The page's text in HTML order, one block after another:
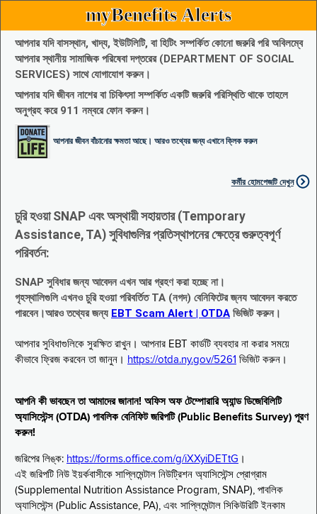
myBenefits Alerts
আপনার যদি বাসস্থান, খাদ্য, ইউটিলিটি, বা হিটিং সম্পর্কিত কোনো জরুরি পরি অবিলম্বে
আপনার স্থানীয় সামাজিক পরিষেবা দপ্তরের (DEPARTMENT OF SOCIAL
SERVICES) সাথে যোগাযোগ করুন।
আপনার যদি জীবন নাশের বা চিকিৎসা সম্পর্কিত একটি জরুরি পরিস্থিতি থাকে তাহলে
অনুগ্রহ করে 911 নম্বরে ফোন করুন।
আপনার জীবন বাঁচানোর ক্ষমতা আছে। আরও তথ্যের জন্য এখানে ক্লিক করুন
কর্মীর হোমপেজটি দেখুন
চুরি হওয়া SNAP এবং অস্থায়ী সহায়তার (Temporary
Assistance, TA) সুবিধাগুলির প্রতিস্থাপনের ক্ষেত্রে গুরুত্বপূর্ণ
পরিবর্তন:
SNAP সুবিধার জন্য আবেদন এখন আর গ্রহণ করা হচ্ছে না।
গৃহস্থালিগুলি এখনও চুরি হওয়া পরিবর্তিত TA (নগদ) বেনিফিটের জ্নয আবেদন করতে
পারবেন।আরও তথ্যের জন্য EBT Scam Alert | OTDA ভিজিট করুন।
আপনার সুবিধাগুলিকে সুরক্ষিত রাখুন। আপনার EBT কার্ডটি ব্যবহার না করার সময়ে
কীভাবে ফ্রিজ করবেন তা জানুন। https://otda.ny.gov/5261 ভিজিট করুন।
আপনি কী ভাবছেন তা আমাদের জানান! অফিস অফ টেম্পোরারি অ্যান্ড ডিজেবিলিটি
অ্যাসিস্টেন্স (OTDA) পাবলিক বেনিফিট জরিপটি (Public Benefits Survey) পূরণ
করুন!
জরিপের লিঙ্ক: https://forms.office.com/g/iXXyiDETtG ।
এই জরিপটি নিউ ইয়র্কবাসীকে সাপ্লিমেন্টাল নিউট্রিশন অ্যাসিস্টেন্স প্রোগ্রাম
(Supplemental Nutrition Assistance Program, SNAP), পাবলিক
অ্যাসিস্টেন্স (Public Assistance, PA), এবং সাপ্লিমেন্টাল সিকিউরিটি ইনকাম